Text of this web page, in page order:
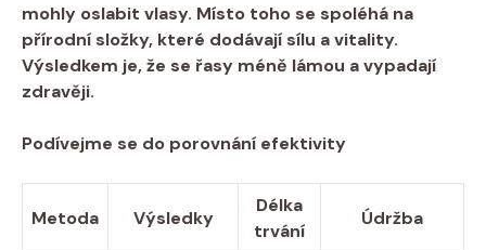
mohly oslabit vlasy. Místo toho se spoléhá na
přírodní složky, které dodávají sílu a vitality.
Výsledkem je, že se řasy méně lámou a vypadají
zdravěji.
Podívejme se do porovnání efektivity
Metoda Výsledky
Délka
trvání
Údržba